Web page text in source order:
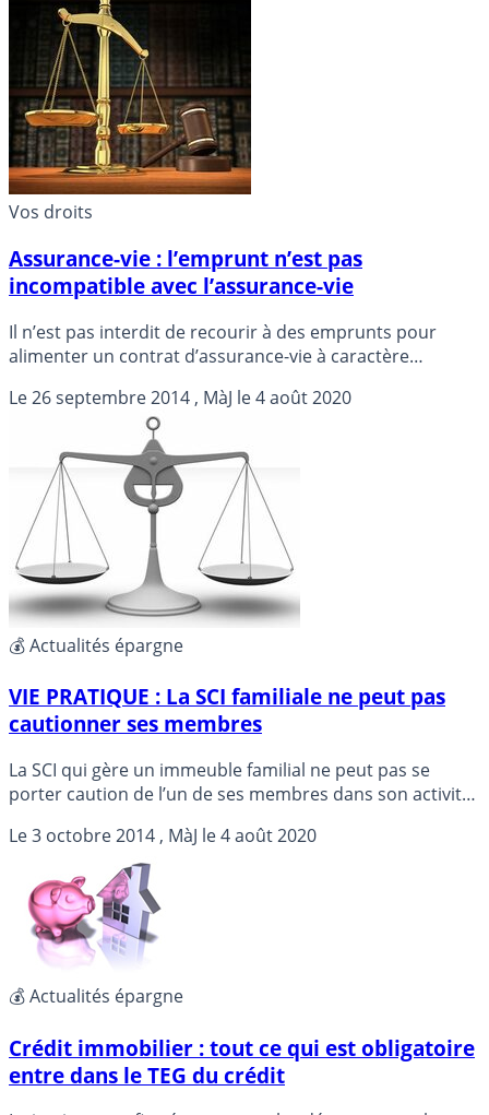
Vos droits
Assurance-vie : l’emprunt n’est pas
incompatible avec l’assurance-vie
Il n’est pas interdit de recourir à des emprunts pour
alimenter un contrat d’assurance-vie à caractère
Le26 septembre 2014 , MàJ le4 août 2020
💰 Actualités épargne
VIE PRATIQUE : La SCI familiale ne peut pas
cautionner ses membres
La SCI qui gère un immeuble familial ne peut pas se
porter caution de l’un de ses membres dans son activité
Le3 octobre 2014 , MàJ le4 août 2020
💰 Actualités épargne
Crédit immobilier : tout ce qui est obligatoire
entre dans le TEG du crédit